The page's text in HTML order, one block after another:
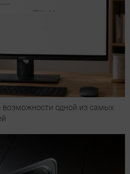
возможности одной из самых